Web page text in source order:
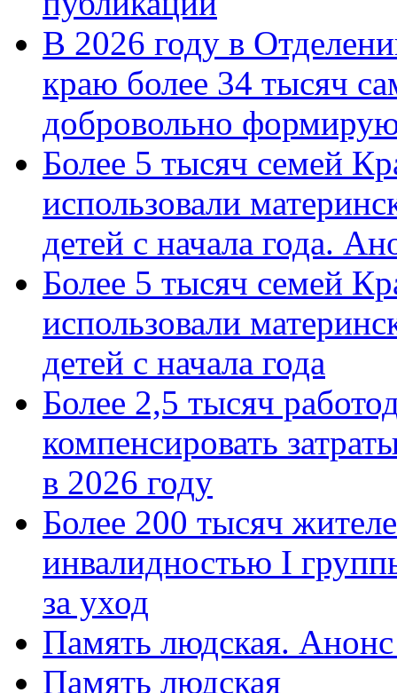
В 2026 году в
краю более 34 тысяч
добровольно
Более 5 тысяч семей
использовали
детей с начала года.
Более 5 тысяч семей
использовали
детей с начала года
Более 2,5 тысяч
компенсировать
в 2026 году
Более 200 тысяч
инвалидностью I
за уход
Память людская.
Память людская